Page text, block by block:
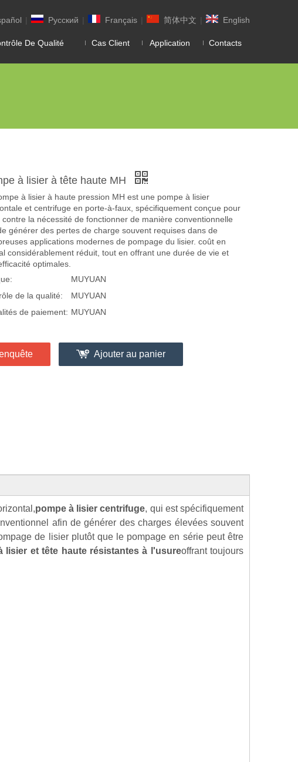
| Pусский | Français | 简体中文 | English
De Qualité Cas Client Application Contacts
à lisier à tête haute MH
à lisier à haute pression MH est une pompe à lisier
et centrifuge en porte-à-faux, spécifiquement conçue pour
contre la nécessité de fonctionner de manière conventionnelle
générer des pertes de charge souvent requises dans de
applications modernes de pompage du lisier. coût en
considérablement réduit, tout en offrant une durée de vie et
optimales.
MUYUAN
de la qualité:
MUYUAN
de paiement: MUYUAN
Ajouter au panier
pompe à lisier centrifuge, qui est spécifiquement
afin de générer des charges élevées souvent
de lisier plutôt que le pompage en série peut être
lisier et tête haute résistantes à l'usureoffrant toujours